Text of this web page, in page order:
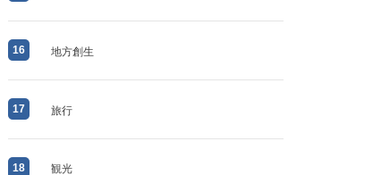
16 地方創生
17 旅行
18 観光